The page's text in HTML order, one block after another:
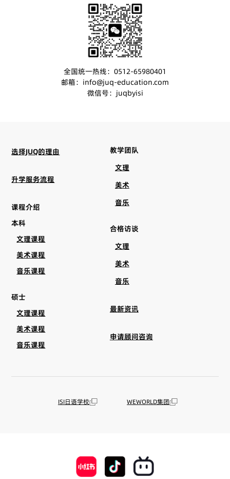
全国统一热线：0512-65980401
邮箱：info@juq-education.com
微信号：juqbyisi
选择JUQ的理由
升学服务流程
课程介绍
本科
文理课程
美术课程
音乐课程
硕士
文理课程
美术课程
音乐课程
教学团队
文理
美术
音乐
合格访谈
文理
美术
音乐
最新资讯
申请顾问咨询
ISI日语学校 WEWORLD集团